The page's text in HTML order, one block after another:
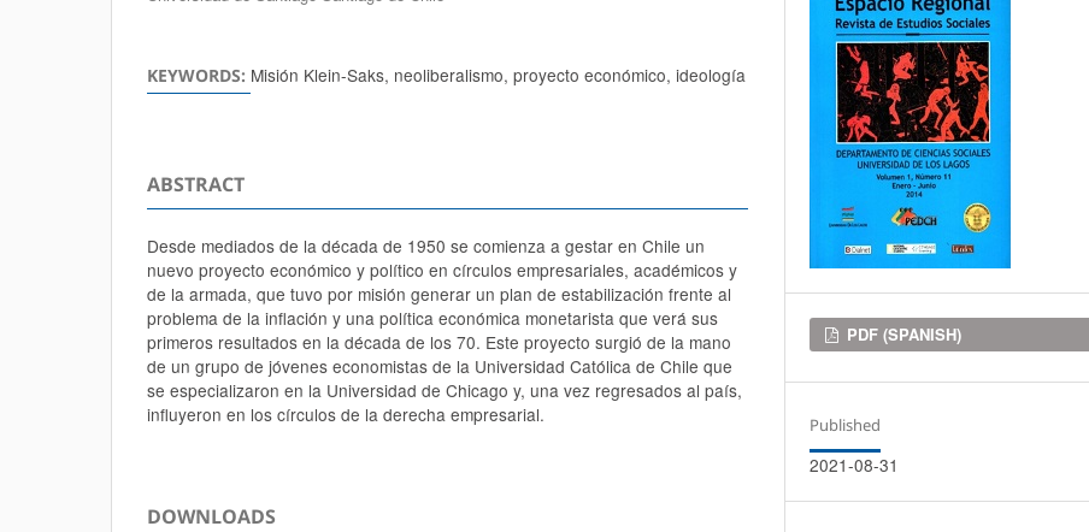
KEYWORDS: Misión Klein-Saks, neoliberalismo, proyecto económico, ideología
ABSTRACT
Desde mediados de la década de 1950 se comienza a gestar en Chile un
nuevo proyecto económico y político en círculos empresariales, académicos y
de la armada, que tuvo por misión generar un plan de estabilización frente al
problema de la inflación y una política económica monetarista que verá sus
primeros resultados en la década de los 70. Este proyecto surgió de la mano
de un grupo de jóvenes economistas de la Universidad Católica de Chile que
se especializaron en la Universidad de Chicago y, una vez regresados al país,
influyeron en los círculos de la derecha empresarial.
DOWNLOADS
Downloads
PDF (SPANISH)
Published
2021-08-31